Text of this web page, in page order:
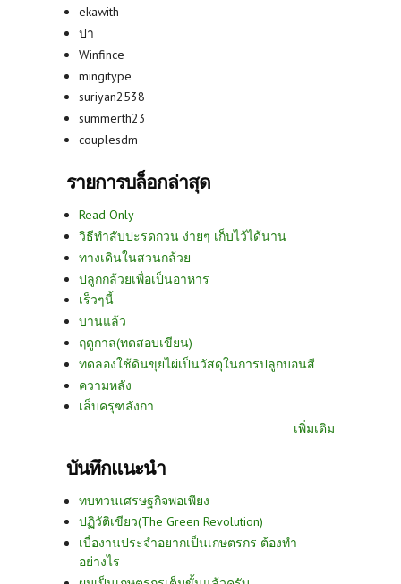
ekawith
ปา
Winfince
mingitype
suriyan2538
summerth23
couplesdm
รายการบล็อกล่าสุด
Read Only
วิธีทำสับปะรดกวน ง่ายๆ เก็บไว้ได้นาน
ทางเดินในสวนกล้วย
ปลูกกล้วยเพื่อเป็นอาหาร
เร็วๆนี้
บานแล้ว
ฤดูกาล(ทดสอบเขียน)
ทดลองใช้ดินขุยไผ่เป็นวัสดุในการปลูกบอนสี
ความหลัง
เล็บครุฑลังกา
เพิ่มเติม
บันทึกแนะนำ
ทบทวนเศรษฐกิจพอเพียง
ปฏิวัติเขียว(The Green Revolution)
เบื่องานประจำอยากเป็นเกษตรกร ต้องทำ
อย่างไร